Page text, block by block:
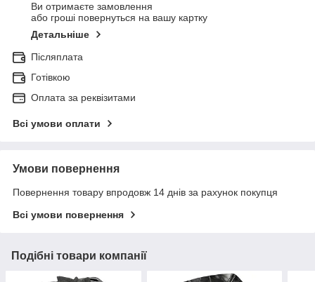
Ви отримаєте замовлення
або гроші повернуться на вашу картку
Детальніше
Післяплата
Готівкою
Оплата за реквізитами
Всі умови оплати
Умови повернення
Повернення товару впродовж 14 днів за рахунок покупця
Всі умови повернення
Подібні товари компанії